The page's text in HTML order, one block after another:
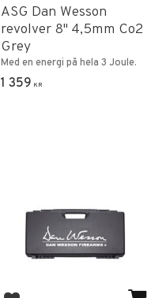
ASG Dan Wesson
revolver 8" 4,5mm Co2
Grey
Med en energi på hela 3 Joule.
1 359 KR